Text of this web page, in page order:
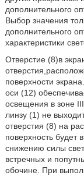
дополнительного
Выбор значения
дополнительного
характеристики
Отверстие (8)в
поверхности
оси (12)
освещения в зоне
линзу (1) не
отверстия (8) на
поверхность будет
снижению силы
встречных и
обочине. При